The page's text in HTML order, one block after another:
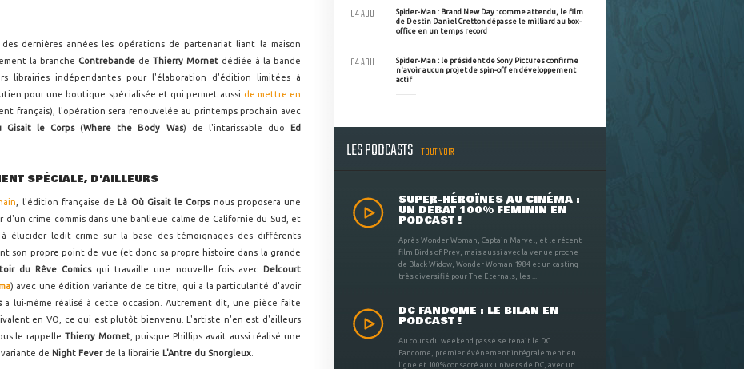
dernières années les opérations de partenariat liant la maison
la branche Contrebande de Thierry Mornet dédiée à la bande
librairies indépendantes pour l'élaboration d'édition limitées à
pour une boutique spécialisée et qui permet aussi de mettre en
français), l'opération sera renouvelée au printemps prochain avec
Gisait le Corps (Where the Body Was) de l'intarissable duo Ed
SPÉCIALE, D'AILLEURS
, l'édition française de Là Où Gisait le Corps nous proposera une
crime commis dans une banlieue calme de Californie du Sud, et
élucider ledit crime sur la base des témoignages des différents
son propre point de vue (et donc sa propre histoire dans la grande
du Rêve Comics qui travaille une nouvelle fois avec
Delcourt
) avec une édition variante de ce titre, qui a la particularité d'avoir
a lui-même réalisé à cette occasion. Autrement dit, une pièce faite
en VO, ce qui est plutôt bienvenu. L'artiste n'en est d'ailleurs
le rappelle Thierry Mornet, puisque Phillips avait aussi réalisé une
de Night Fever de la librairie L'Antre du Snorgleux
Spider-Man : Brand New Day : comme attendu, le film
de Destin Daniel Cretton dépasse le milliard au box-
office en un temps record
04 AOU
Spider-Man : le président de Sony Pictures confirme
n'avoir aucun projet de spin-off en développement
actif
04 AOU
LES PODCASTS TOUT VOIR
SUPER-HÉROÏNES AU CINÉMA :
UN DÉBAT 100% FÉMININ EN
PODCAST !
Après Wonder Woman, Captain Marvel, et le récent
film Birds of Prey, mais aussi avec la venue proche
de Black Widow, Wonder Woman 1984 et un casting
très diversifié pour The Eternals, les ...
DC FANDOME : LE BILAN EN
PODCAST !
Au cours du weekend passé se tenait le DC
Fandome, premier évènement intégralement en
ligne et 100% consacré aux univers de DC, avec un